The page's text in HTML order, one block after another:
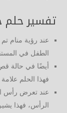
تفسير
عند رؤية منام
الطفل في
أيضًا في حالة
فهذا الحلم
عند تعرض رأس
الرأس، فهذا